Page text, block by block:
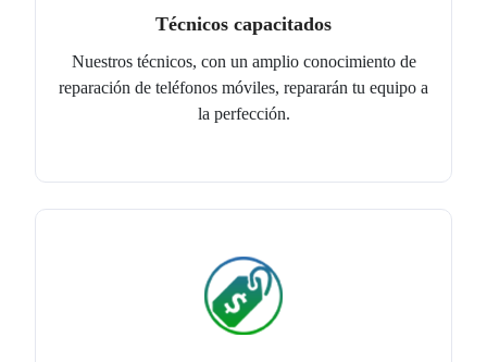
Técnicos capacitados
Nuestros técnicos, con un amplio conocimiento de
reparación de teléfonos móviles, repararán tu equipo a
la perfección.